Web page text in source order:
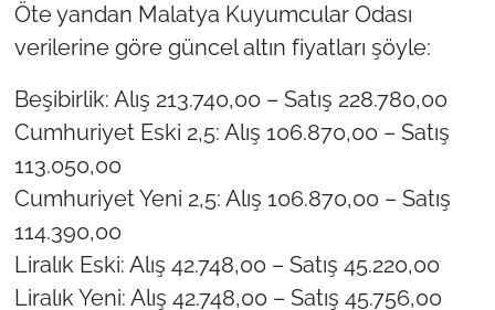
Öte yandan Malatya Kuyumcular Odası
verilerine göre güncel altın fiyatları şöyle:
Beşibirlik: Alış 213.740,00 – Satış 228.780,00
Cumhuriyet Eski 2,5: Alış 106.870,00 – Satış
113.050,00
Cumhuriyet Yeni 2,5: Alış 106.870,00 – Satış
114.390,00
Liralık Eski: Alış 42.748,00 – Satış 45.220,00
Liralık Yeni: Alış 42.748,00 – Satış 45.756,00